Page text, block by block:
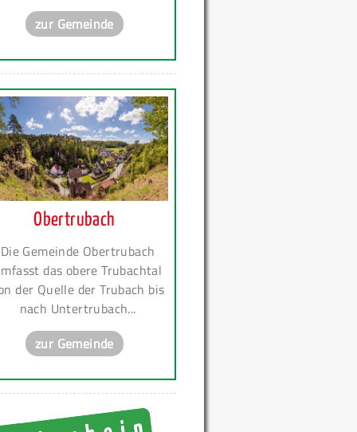
zur Gemeinde
Obertrubach
Die Gemeinde Obertrubach
das obere Trubachtal
der Quelle der Trubach bis
nach Untertrubach...
zur Gemeinde